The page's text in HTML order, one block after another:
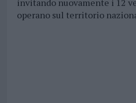
invitando nuovamente i 12
operano sul territorio